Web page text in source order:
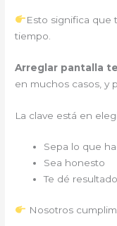
Esto significa que
tiempo.
Arreglar pantalla
en muchos casos, y
La clave está en
Sepa lo que
Sea honesto
Te dé
Nosotros